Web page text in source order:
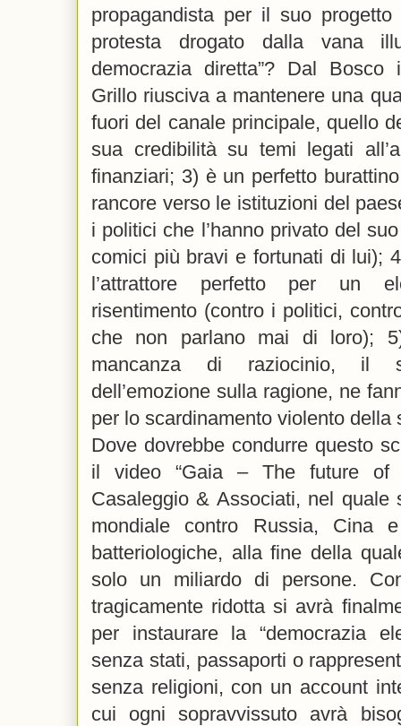
propagandista per il suo
protesta drogato dalla vana
democrazia diretta”? Dal
Grillo riusciva a mantenere una
fuori del canale principale, quello
sua credibilità su temi legati
finanziari; 3) è un perfetto
rancore verso le istituzioni del
i politici che l’hanno privato del
comici più bravi e fortunati di lui);
l’attrattore perfetto per un
risentimento (contro i politici,
che non parlano mai di loro);
mancanza di raziocinio, il
dell’emozione sulla ragione, ne
per lo scardinamento violento della
Dove dovrebbe condurre questo
il video “Gaia – The future of
Casaleggio & Associati, nel quale
mondiale contro Russia,
batteriologiche, alla fine della
solo un miliardo di persone.
tragicamente ridotta si avrà
per instaurare la “democrazia
senza stati, passaporti o
senza religioni, con un account
cui ogni sopravvissuto avrà